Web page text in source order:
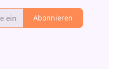
Abonnieren